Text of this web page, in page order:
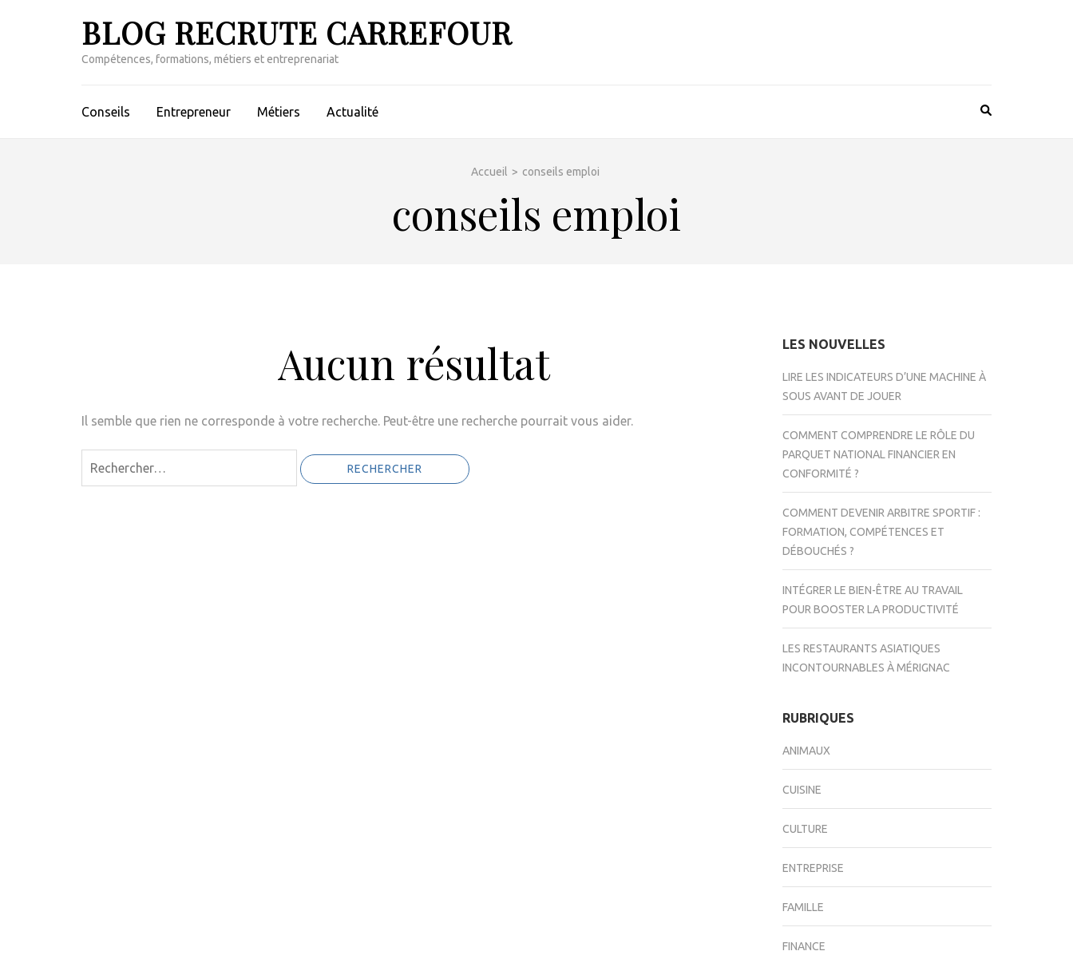
BLOG RECRUTE CARREFOUR
Compétences, formations, métiers et entreprenariat
Conseils Entrepreneur Métiers Actualité
Accueil > conseils emploi
conseils emploi
Aucun résultat
Il semble que rien ne corresponde à votre recherche. Peut-être une recherche pourrait vous aider.
LES NOUVELLES
LIRE LES INDICATEURS D’UNE MACHINE À
SOUS AVANT DE JOUER
COMMENT COMPRENDRE LE RÔLE DU
PARQUET NATIONAL FINANCIER EN
CONFORMITÉ ?
COMMENT DEVENIR ARBITRE SPORTIF :
FORMATION, COMPÉTENCES ET
DÉBOUCHÉS ?
INTÉGRER LE BIEN-ÊTRE AU TRAVAIL
POUR BOOSTER LA PRODUCTIVITÉ
LES RESTAURANTS ASIATIQUES
INCONTOURNABLES À MÉRIGNAC
RUBRIQUES
ANIMAUX
CUISINE
CULTURE
ENTREPRISE
FAMILLE
FINANCE